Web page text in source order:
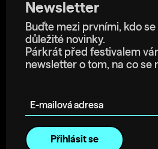
Newsletter
Buďte mezi prvními, kdo
důležité novinky.
Párkrát před festivalem
newsletter o tom, na co se